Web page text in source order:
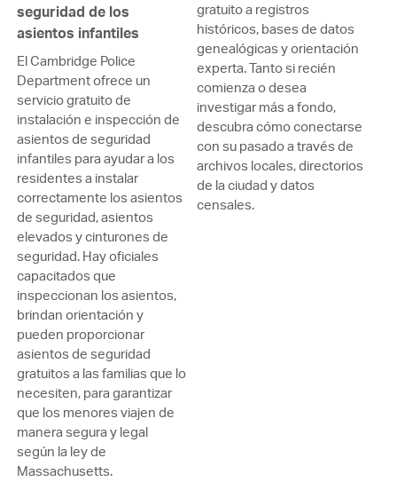
seguridad de los
asientos infantiles
El Cambridge Police
Department ofrece un
servicio gratuito de
instalación e inspección de
asientos de seguridad
infantiles para ayudar a los
residentes a instalar
correctamente los asientos
de seguridad, asientos
elevados y cinturones de
seguridad. Hay oficiales
capacitados que
inspeccionan los asientos,
brindan orientación y
pueden proporcionar
asientos de seguridad
gratuitos a las familias que lo
necesiten, para garantizar
que los menores viajen de
manera segura y legal
según la ley de
Massachusetts.
gratuito a registros
históricos, bases de datos
genealógicas y orientación
experta. Tanto si recién
comienza o desea
investigar más a fondo,
descubra cómo conectarse
con su pasado a través de
archivos locales, directorios
de la ciudad y datos
censales.